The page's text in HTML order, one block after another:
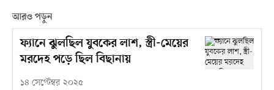
আরও পড়ুন
ফ্যানে ঝুলছিল যুবকের লাশ, স্ত্রী-মেয়ের
মরদেহ পড়ে ছিল বিছানায়
১৪ সেপ্টেম্বর ২০২৫